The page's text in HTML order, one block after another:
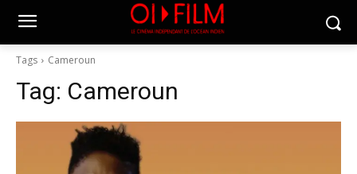
Tags Cameroun
Tag: Cameroun